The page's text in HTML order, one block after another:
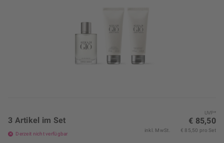
UVP*
€ 85,50
3 Artikel im Set
Derzeit nicht verfügbar
€ 85,50 pro Set
inkl. MwSt.